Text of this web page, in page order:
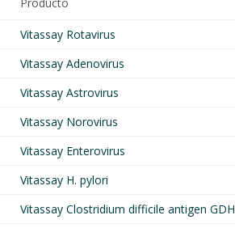
Vitassay Rotavirus
Vitassay Adenovirus
Vitassay Astrovirus
Vitassay Norovirus
Vitassay Enterovirus
Vitassay H. pylori
Vitassay Clostridium difficile antigen GDH